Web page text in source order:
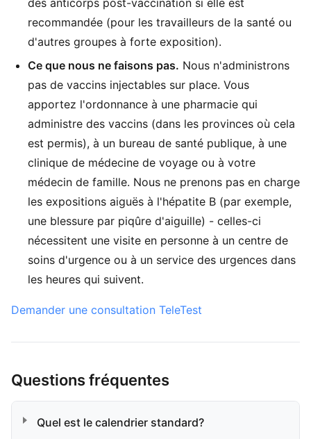
des anticorps post-vaccination si elle est
recommandée (pour les travailleurs de la santé ou
d'autres groupes à forte exposition).
Ce que nous ne faisons pas. Nous n'administrons
pas de vaccins injectables sur place. Vous
apportez l'ordonnance à une pharmacie qui
administre des vaccins (dans les provinces où cela
est permis), à un bureau de santé publique, à une
clinique de médecine de voyage ou à votre
médecin de famille. Nous ne prenons pas en charge
les expositions aiguës à l'hépatite B (par exemple,
une blessure par piqûre d'aiguille) - celles-ci
nécessitent une visite en personne à un centre de
soins d'urgence ou à un service des urgences dans
les heures qui suivent.
Demander une consultation TeleTest
Questions fréquentes
Quel est le calendrier standard?